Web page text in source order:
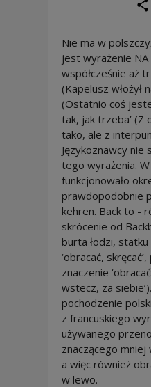
Nie ma w
jest wyrażenie NA
współcześnie aż
(Kapelusz włożył
(Ostatnio coś
tak, jak trzeba’
tako, ale z
Językoznawcy nie
tego wyrażenia.
funkcjonowało
prawdopodobnie
kehren. Back to -
skrócenie od
burta łodzi,
‘obracać,
znaczenie
wstecz, za
pochodzenie
z francuskiego
używanego
znaczącego mniej
a więc również
w lewo.